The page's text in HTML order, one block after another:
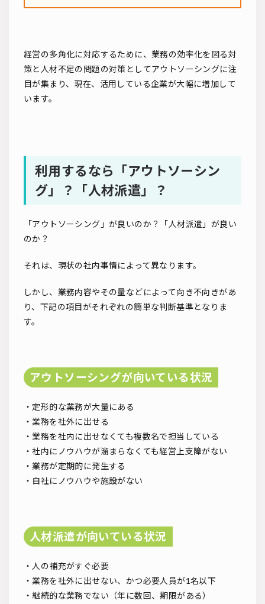
経営の多角化に対応するために、業務の効率化を図る対
策と人材不足の問題の対策としてアウトソーシングに注
目が集まり、現在、活用している企業が大幅に増加して
います。
利用するなら「アウトソーシン
グ」？「人材派遣」？
「アウトソーシング」が良いのか？「人材派遣」が良い
のか？
それは、現状の社内事情によって異なります。
しかし、業務内容やその量などによって向き不向きがあ
り、下記の項目がそれぞれの簡単な判断基準となりま
す。
アウトソーシングが向いている状況
・定形的な業務が大量にある
・業務を社外に出せる
・業務を社内に出せなくても複数名で担当している
・社内にノウハウが溜まらなくても経営上支障がない
・業務が定期的に発生する
・自社にノウハウや施設がない
人材派遣が向いている状況
・人の補充がすぐ必要
・業務を社外に出せない、かつ必要人員が1名以下
・継続的な業務でない（年に数回、期限がある）